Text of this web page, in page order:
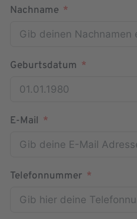
Nachname
Geburtsdatum
E-Mail
Telefonnummer